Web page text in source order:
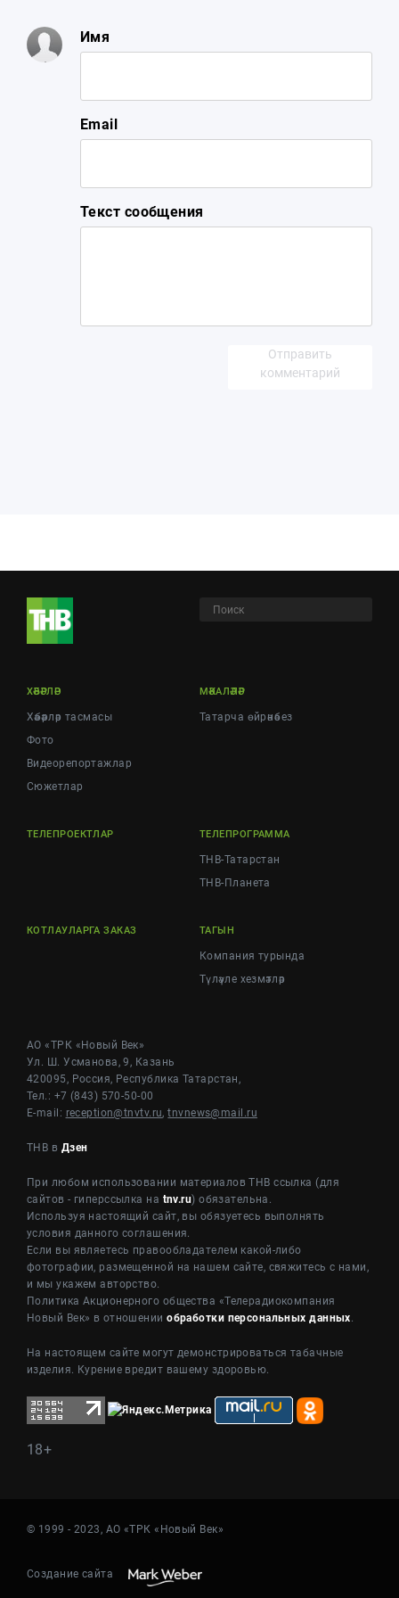
Имя
Email
Текст сообщения
Отправить
комментарий
ХӘБӘРЛӘР
Хәбәрләр тасмасы
Фото
Видеорепортажлар
Cюжетлар
МӘКАЛӘЛӘР
Татарча өйрәнәбез
ТЕЛЕПРОЕКТЛАР ТЕЛЕПРОГРАММА
ТНВ-Татарстан
ТНВ-Планета
КОТЛАУЛАРГА ЗАКАЗ ТАГЫН
Компания турында
Түләүле хезмәтләр
АО «ТРК «Новый Век»
Ул. Ш. Усманова, 9, Казань
420095, Россия, Республика Татарстан,
Тел.: +7 (843) 570-50-00
E-mail: reception@tnvtv.ru,tnvnews@mail.ru
ТНВ в Дзен
При любом использовании материалов ТНВ ссылка (для
сайтов - гиперссылка на tnv.ru) обязательна.
Используя настоящий сайт, вы обязуетесь выполнять
условия данного соглашения.
Если вы являетесь правообладателем какой-либо
фотографии, размещенной на нашем сайте, свяжитесь с нами,
и мы укажем авторство.
Политика Акционерного общества «Телерадиокомпания
Новый Век» в отношенииобработки персональных данных.
На настоящем сайте могут демонстрироваться табачные
изделия. Курение вредит вашему здоровью.
18+
© 1999 - 2023, АО «ТРК «Новый Век»
Создание сайта